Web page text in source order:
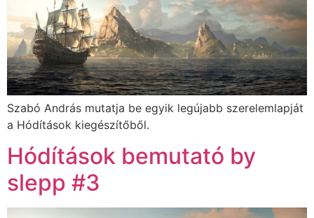
Szabó András mutatja be egyik legújabb szerelemlapját
a Hódítások kiegészítőből.
Hódítások bemutató by
slepp #3